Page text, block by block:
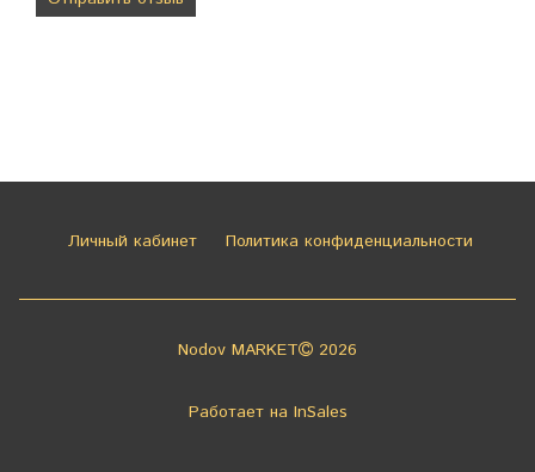
Личный кабинет Политика конфиденциальности
Nodov MARKET 2026
Работает на InSales